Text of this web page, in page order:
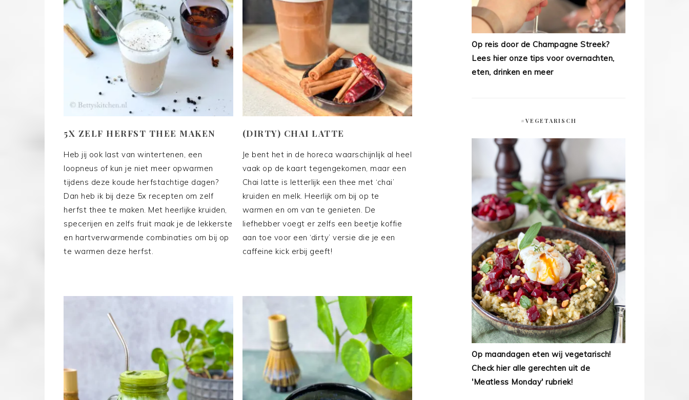
5X ZELF HERFST THEE MAKEN
Heb jij ook last van wintertenen, een
loopneus of kun je niet meer opwarmen
tijdens deze koude herfstachtige dagen?
Dan heb ik bij deze 5x recepten om zelf
herfst thee te maken. Met heerlijke kruiden,
specerijen en zelfs fruit maak je de lekkerste
en hartverwarmende combinaties om bij op
te warmen deze herfst.
(DIRTY) CHAI LATTE
Je bent het in de horeca waarschijnlijk al heel
vaak op de kaart tegengekomen, maar een
Chai latte is letterlijk een thee met ‘chai’
kruiden en melk. Heerlijk om bij op te
warmen en om van te genieten. De
liefhebber voegt er zelfs een beetje koffie
aan toe voor een ‘dirty’ versie die je een
caffeine kick erbij geeft!
Op reis door de Champagne Streek?
Lees hier onze tips voor overnachten,
eten, drinken en meer
#VEGETARISCH
Op maandagen eten wij vegetarisch!
Check hier alle gerechten uit de
'Meatless Monday' rubriek!